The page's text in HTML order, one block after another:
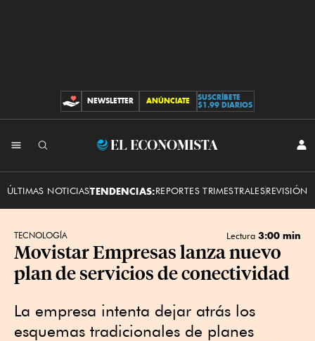
CONTRIBUCIONES
NEWSLETTER ANÚNCIATE
SUSCRÍBETE
$1.99 DIARIOS
El
ÚLTIMAS NOTICIASTENDENCIAS:REPORTES TRIMESTRALESREVISIÓN
TECNOLOGÍA Lectura 3:00 min
Movistar Empresas lanza nuevo
plan de servicios de conectividad
La empresa intenta dejar atrás los
esquemas tradicionales de planes